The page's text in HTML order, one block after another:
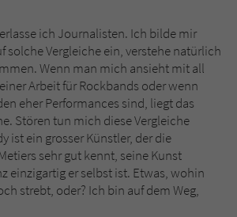
ich Journalisten. Ich bilde mir
solche Vergleiche ein, verstehe natürlich
Wenn man mich ansieht mit all
Arbeit für Rockbands oder wenn
eher Performances sind, liegt das
Stören tun mich diese Vergleiche
ist ein grosser Künstler, der die
sehr gut kennt, seine Kunst
einzigartig er selbst ist. Etwas, wohin
strebt, oder? Ich bin auf dem Weg,